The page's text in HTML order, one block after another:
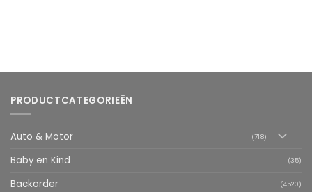
PRODUCTCATEGORIEËN
Auto & Motor (718)
Baby en Kind (35)
Backorder (4520)